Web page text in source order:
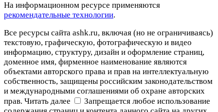
На информационном ресурсе применяются
рекомендательные технологии.
Все ресурсы сайта ashk.ru, включая (но не ограничиваясь)
текстовую, графическую, фотографическую и видео
информацию, структуру, дизайн и оформление страниц,
доменное имя, фирменное наименование являются
объектами авторского права и прав на интеллектуальную
собственность, защищены российским законодательством
и международными соглашениями об охране авторских
прав. Читать далее
Запрещается любое использование